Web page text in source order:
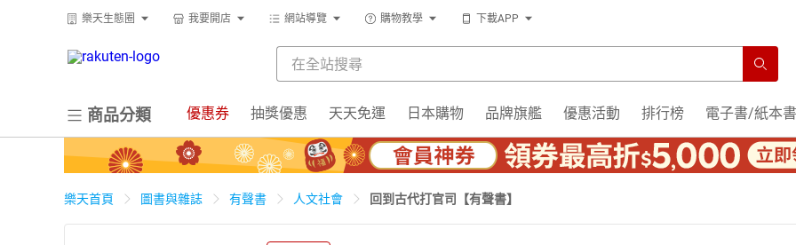
樂天生態圈 我要開店 網站導覽 購物教學 下載APP
商品分類 優惠券 抽獎優惠 天天免運 日本購物 品牌旗艦 優惠活動 排行榜 電子書/紙本書
樂天首頁 圖書與雜誌 有聲書 人文社會 回到古代打官司【有聲書】